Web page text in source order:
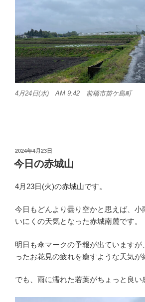
4月24日(水) AM 9:42 前橋市苗ケ島町
投
稿
日:
2024年4月23日
今日の赤城山
4月23日(火)の赤城山です。
今日もどんより曇り空かと思えば、小
いにくの天気となった赤城南麓です。
明日も傘マークの予報が出ていますが
ったお花見の疲れを癒すような天気が
でも、雨に濡れた若葉がちょっと良い